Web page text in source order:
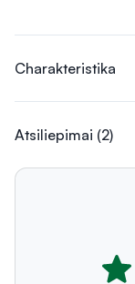
Charakteristika
Atsiliepimai (2)